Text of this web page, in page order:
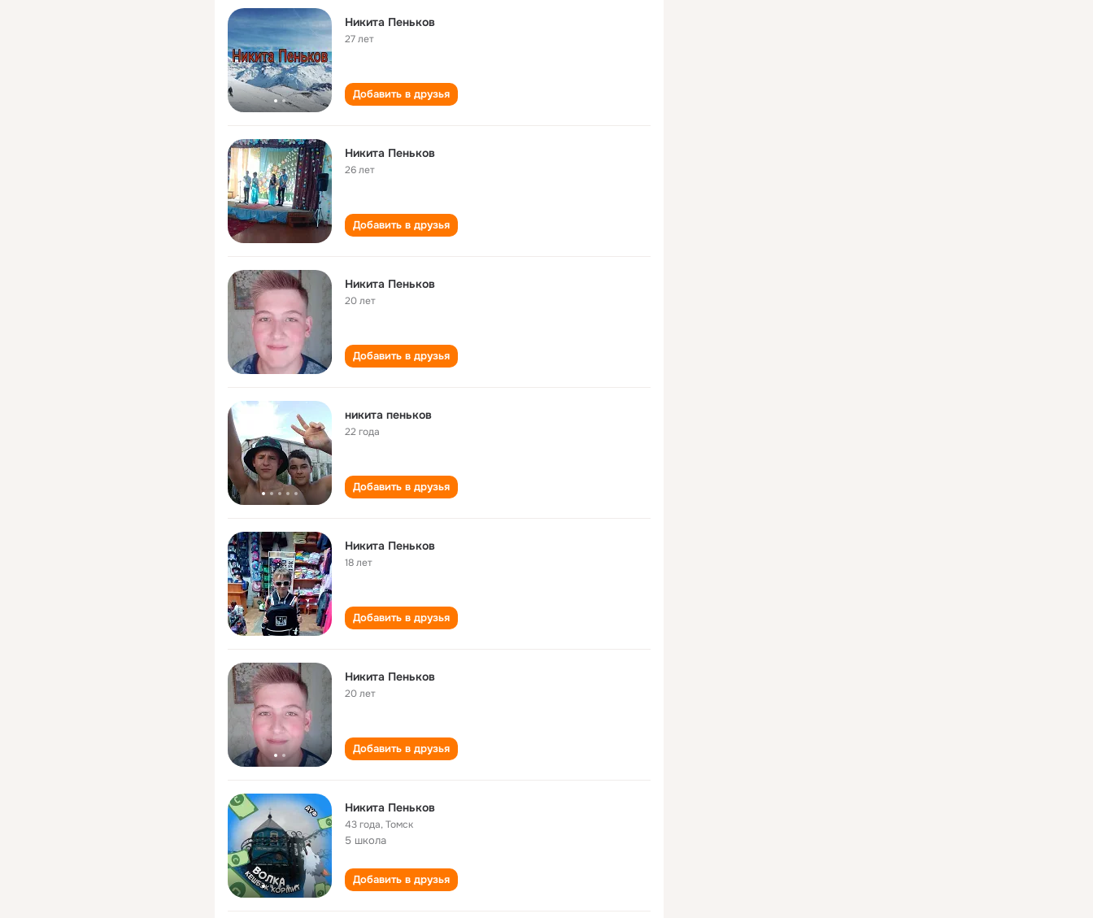
Никита Пеньков
27 лет
Добавить в друзья
Никита Пеньков
26 лет
Добавить в друзья
Никита Пеньков
20 лет
Добавить в друзья
никита пеньков
22 года
Добавить в друзья
Никита Пеньков
18 лет
Добавить в друзья
Никита Пеньков
20 лет
Добавить в друзья
Никита Пеньков
43 года,Томск
5 школа
Добавить в друзья